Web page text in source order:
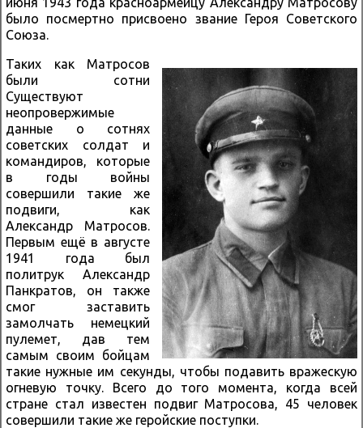
было посмертно присвоено звание Героя Советского
Союза.
Таких как Матросов
были сотни
Существуют
неопровержимые
данные о сотнях
советских солдат и
командиров, которые
в годы войны
совершили такие же
подвиги, как
Александр Матросов.
Первым ещё в августе
1941 года был
политрук Александр
Панкратов, он также
смог заставить
замолчать немецкий
пулемет, дав тем
самым своим бойцам
такие нужные им секунды, чтобы подавить вражескую
огневую точку. Всего до того момента, когда всей
стране стал известен подвиг Матросова, 45 человек
совершили такие же геройские поступки.